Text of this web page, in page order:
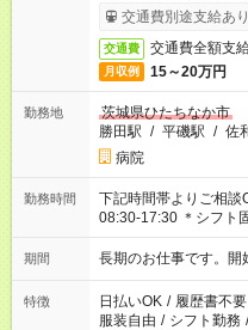
払い・週払いOK
交通費別途支給あり
交通費 交通費全額支
月収例 15～20万円
勤務地
茨城県ひたちなか市
勝田駅 / 平磯駅 / 佐
病院
勤務時間
下記時間帯よりご
08:30-17:30 ＊シフト
期間 長期のお仕事です。
特徴 日払いOK / 履歴書不要
服装自由 / シフト勤務 /